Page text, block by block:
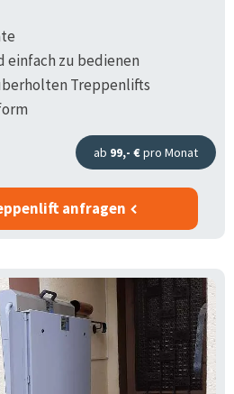
einfach zu bedienen
Treppenlifts
ab 99,- €pro Monat
anfragen